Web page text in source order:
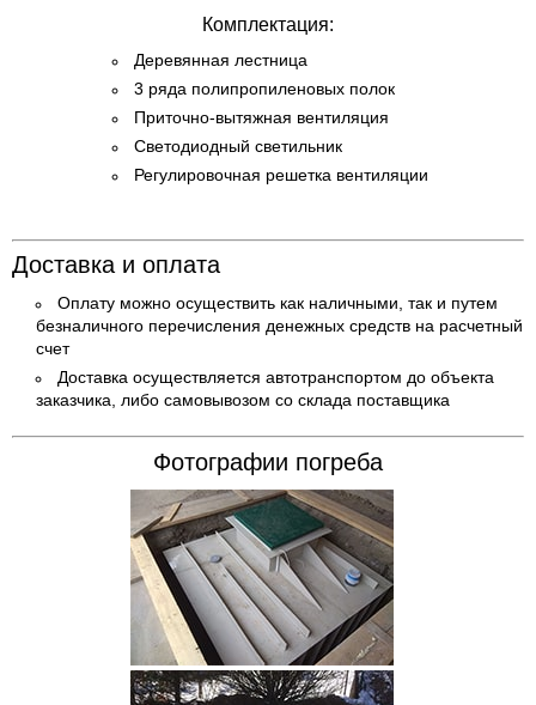
Комплектация:
Деревянная лестница
3 ряда полипропиленовых полок
Приточно-вытяжная вентиляция
Светодиодный светильник
Регулировочная решетка вентиляции
Доставка и оплата
Оплату можно осуществить как наличными, так и путем
безналичного перечисления денежных средств на расчетный
счет
Доставка осуществляется автотранспортом до объекта
заказчика, либо самовывозом со склада поставщика
Фотографии погреба